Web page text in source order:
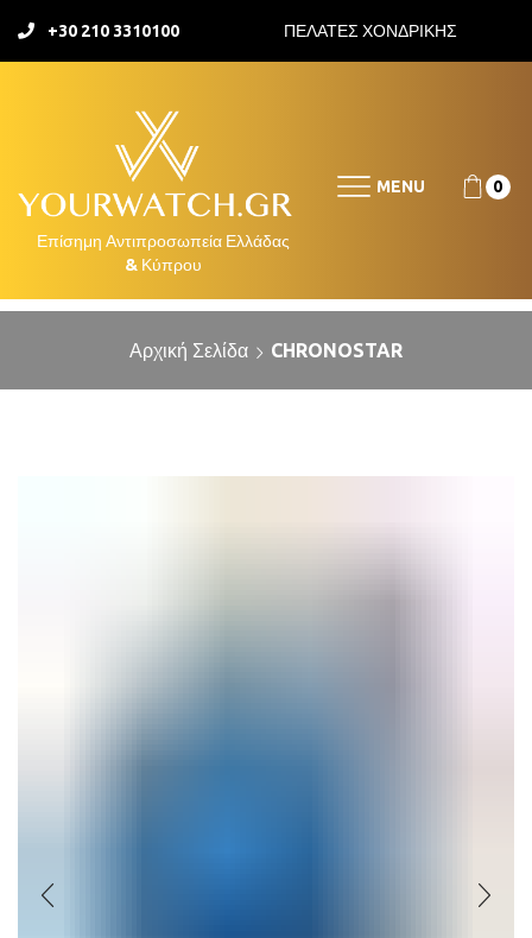
+30 210 3310100 ΠΕΛΑΤΕΣ ΧΟΝΔΡΙΚΗΣ
MENU 0
Αρχική Σελίδα CHRONOSTAR